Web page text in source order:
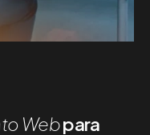
Webpara